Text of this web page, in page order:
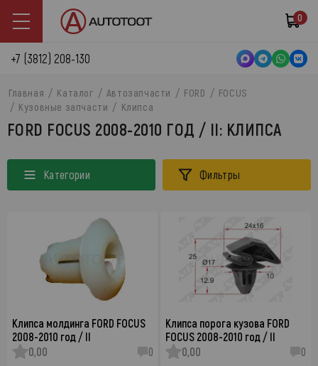
0
+7 (3812) 208-130
Главная Каталог Автозапчасти FORD
FOCUS
Кузовные запчасти
Клипса
FORD FOCUS 2008-2010 ГОД / II: КЛИПСА
Категории Фильтры
Клипса молдинга FORD FOCUS
2008-2010 год / II
0,00
0
Клипса порога кузова FORD
FOCUS 2008-2010 год / II
0,00
0